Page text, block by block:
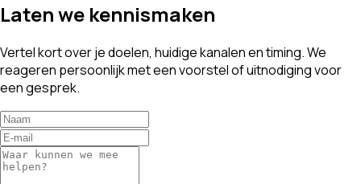
Laten we kennismaken
Vertel kort over je doelen, huidige kanalen en timing. We
reageren persoonlijk met een voorstel of uitnodiging voor
een gesprek.